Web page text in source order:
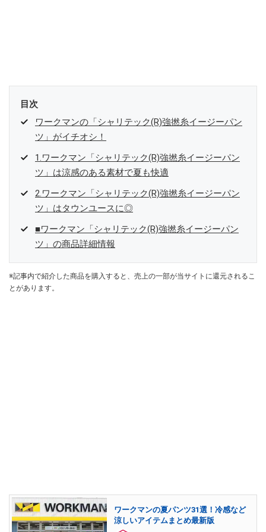
目次
ワークマンの「シャリテック(R)強撚糸イージーパン
ツ」がイチオシ！
1.ワークマン「シャリテック(R)強撚糸イージーパン
ツ」は涼感のある素材で夏も快適
2.ワークマン「シャリテック(R)強撚糸イージーパン
ツ」はタウンユースに◎
■ワークマン「シャリテック(R)強撚糸イージーパン
ツ」の商品詳細情報
※記事内で紹介した商品を購入すると、売上の一部が当サイトに還元されるこ
とがあります。
ワークマンの夏パンツ31選！冷感など
涼しいアイテムまとめ最新版